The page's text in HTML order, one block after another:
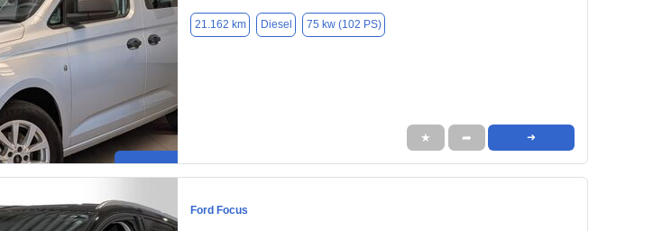
21.162 km Diesel 75 kw (102 PS)
★ ➦ ➜
Ford Focus